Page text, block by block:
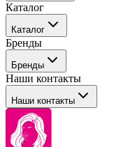
События
Покупателю
Каталог
Каталог
Сервисные
Уход
Стайлинг
Брови и ресницы
Барберинг
Наборы
Расходные
Бренды
Бренды
Tefia
Concept
Kezy
Barex
Sim Sensitive
Наши контакты
Наши контакты
+ 375 44 7233514